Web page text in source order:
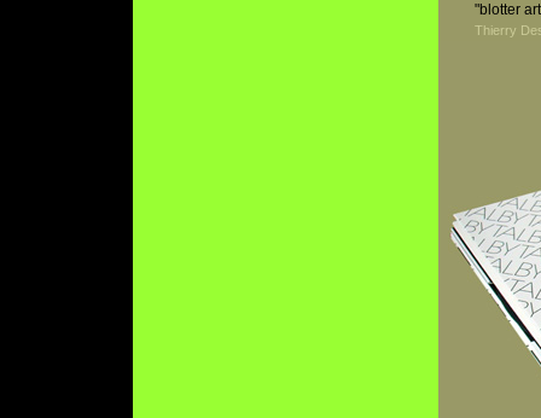
"blotter
Thierry